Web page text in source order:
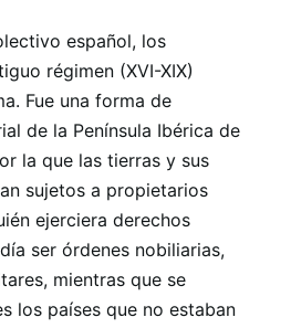
español, los
régimen (XVI-XIX)
Fue una forma de
de la Península Ibérica de
la que las tierras y sus
sujetos a propietarios
ejerciera derechos
ser órdenes nobiliarias,
mientras que se
los países que no estaban